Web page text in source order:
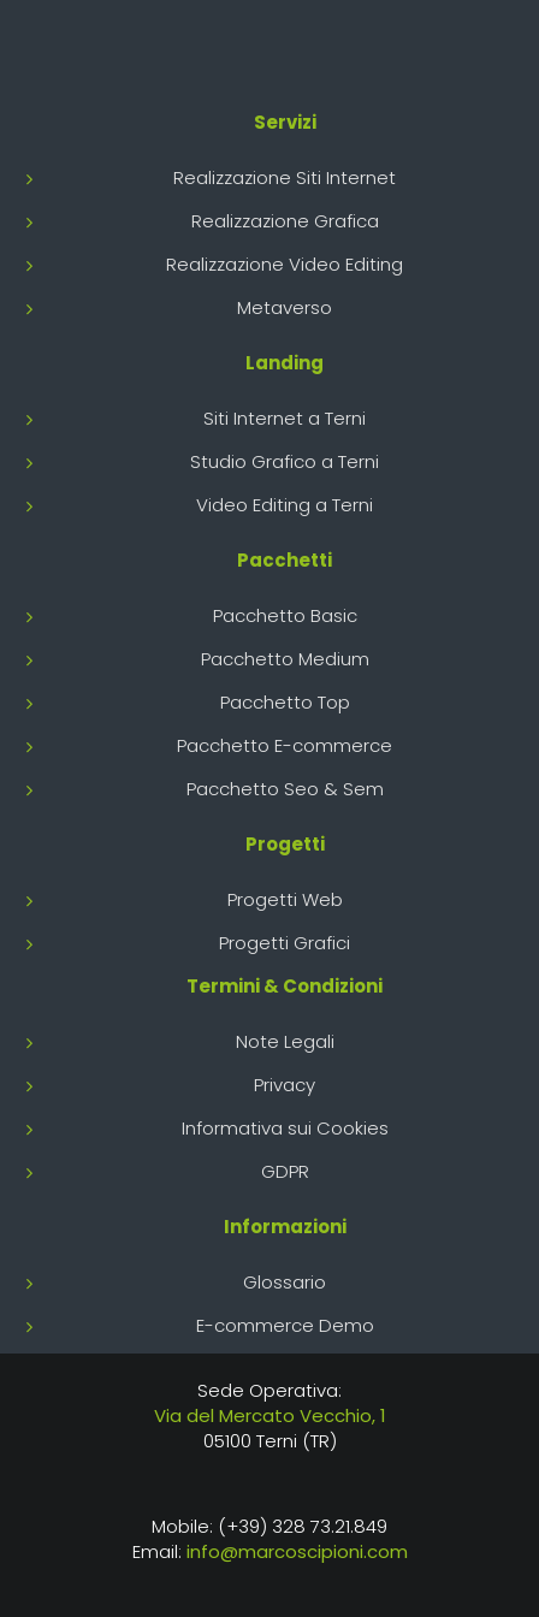
Servizi
Realizzazione Siti Internet
Realizzazione Grafica
Realizzazione Video Editing
Metaverso
Landing
Siti Internet a Terni
Studio Grafico a Terni
Video Editing a Terni
Pacchetti
Pacchetto Basic
Pacchetto Medium
Pacchetto Top
Pacchetto E-commerce
Pacchetto Seo & Sem
Progetti
Progetti Web
Progetti Grafici
Termini & Condizioni
Note Legali
Privacy
Informativa sui Cookies
GDPR
Informazioni
Glossario
E-commerce Demo
Sede Operativa:
Via del Mercato Vecchio, 1
05100 Terni (TR)
Mobile: (+39) 328 73.21.849
Email: info@marcoscipioni.com